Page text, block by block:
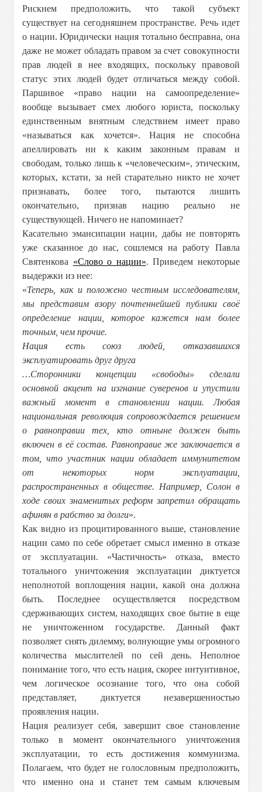
Рискнем предположить, что такой субъект
существует на сегодняшнем пространстве. Речь идет
о нации. Юридически нация тотально бесправна, она
даже не может обладать правом за счет совокупности
прав людей в нее входящих, поскольку правовой
статус этих людей будет отличаться между собой.
Паршивое «право нации на самоопределение»
вообще вызывает смех любого юриста, поскольку
единственным внятным следствием имеет право
«называться как хочется». Нация не способна
апеллировать ни к каким законным правам и
свободам, только лишь к «человеческим», этическим,
которых, кстати, за ней старательно никто не хочет
признавать, более того, пытаются лишить
окончательно, признав нацию реально не
существующей. Ничего не напоминает?
Касательно эмансипации нации, дабы не повторять
уже сказанное до нас, сошлемся на работу Павла
Святенкова «Слово о нации». Приведем некоторые
выдержки из нее:
«Теперь, как и положено честным исследователям,
мы представим взору почтеннейшей публики своё
определение нации, которое кажется нам более
точным, чем прочие.
Нация есть союз людей, отказавшихся
эксплуатировать друг друга
…Сторонники концепции «свободы» сделали
основной акцент на изгнание суверенов и упустили
важный момент в становлении нации. Любая
национальная революция сопровождается решением
о равноправии тех, кто отныне должен быть
включен в её состав. Равноправие же заключается в
том, что участник нации обладает иммунитетом
от некоторых норм эксплуатации,
распространенных в обществе. Например, Солон в
ходе своих знаменитых реформ запретил обращать
афинян в рабство за долги».
Как видно из процитированного выше, становление
нации само по себе обретает смысл именно в отказе
от эксплуатации. «Частичность» отказа, вместо
тотального уничтожения эксплуатации диктуется
неполнотой воплощения нации, какой она должна
быть. Последнее осуществляется посредством
сдерживающих систем, находящих свое бытие в еще
не уничтоженном государстве. Данный факт
позволяет снять дилемму, волнующие умы огромного
количества мыслителей по сей день. Неполное
понимание того, что есть нация, скорее интуитивное,
чем логическое осознание того, что она собой
представляет, диктуется незавершенностью
проявления нации.
Нация реализует себя, завершит свое становление
только в момент окончательного уничтожения
эксплуатации, то есть достижения коммунизма.
Полагаем, что будет не голословным предположить,
что именно она и станет тем самым ключевым